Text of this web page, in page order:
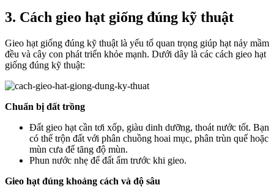
3. Cách gieo hạt giống đúng kỹ thuật
Gieo hạt giống đúng kỹ thuật là yếu tố quan trọng giúp hạt nảy mầm
đều và cây con phát triển khỏe mạnh. Dưới dây là các cách gieo hạt
giống đúng kỹ thuật:
Chuẩn bị đất trồng
Đất gieo hạt cần tơi xốp, giàu dinh dưỡng, thoát nước tốt. Bạn
có thể trộn đất với phân chuồng hoai mục, phân trùn quế hoặc
mùn cưa để tăng độ mùn.
Phun nước nhẹ để đất ẩm trước khi gieo.
Gieo hạt đúng khoảng cách và độ sâu